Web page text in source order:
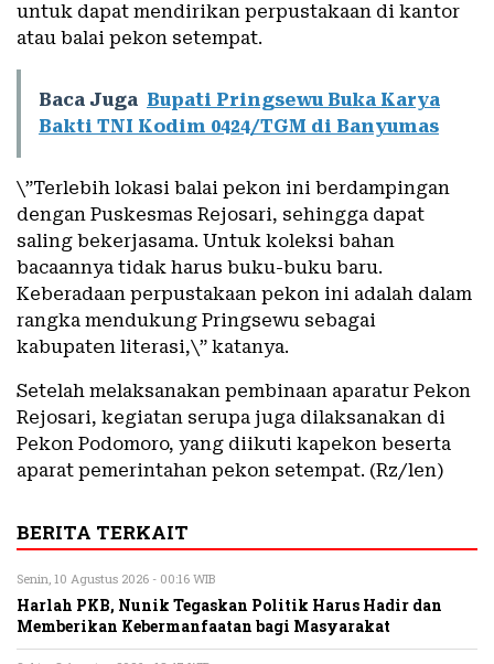
untuk dapat mendirikan perpustakaan di kantor
atau balai pekon setempat.
Baca Juga Bupati Pringsewu Buka Karya
Bakti TNI Kodim 0424/TGM di Banyumas
\”Terlebih lokasi balai pekon ini berdampingan
dengan Puskesmas Rejosari, sehingga dapat
saling bekerjasama. Untuk koleksi bahan
bacaannya tidak harus buku-buku baru.
Keberadaan perpustakaan pekon ini adalah dalam
rangka mendukung Pringsewu sebagai
kabupaten literasi,\” katanya.
Setelah melaksanakan pembinaan aparatur Pekon
Rejosari, kegiatan serupa juga dilaksanakan di
Pekon Podomoro, yang diikuti kapekon beserta
aparat pemerintahan pekon setempat. (Rz/len)
BERITA TERKAIT
Senin, 10 Agustus 2026 - 00:16 WIB
Harlah PKB, Nunik Tegaskan Politik Harus Hadir dan
Memberikan Kebermanfaatan bagi Masyarakat